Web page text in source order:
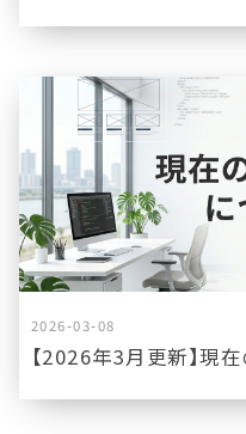
2026-03-08
【2026年3月更新】現